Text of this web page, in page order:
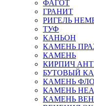
ФАГОТ
ГРАНИТ
РИГЕЛЬ
ТУФ
КАНЬОН
КАМЕНЬ
КАМЕНЬ
КИРПИЧ
БУТОВЫЙ
КАМЕНЬ
КАМЕНЬ
КАМЕНЬ